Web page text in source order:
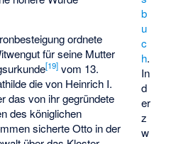
b
u
c
h.
In
d
er
z
w
ordnete
für seine Mutter
[19] vom 13.
die von Heinrich I.
das von ihr gegründete
des königlichen
sicherte Otto in der